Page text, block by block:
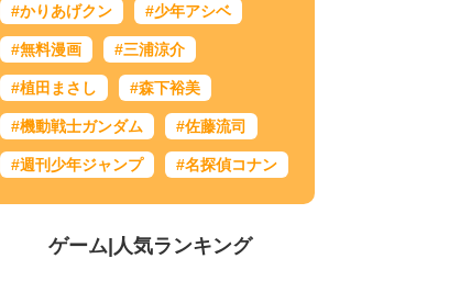
#かりあげクン #少年アシベ
#無料漫画 #三浦涼介
#植田まさし #森下裕美
#機動戦士ガンダム #佐藤流司
#週刊少年ジャンプ #名探偵コナン
ゲーム| 人気ランキング